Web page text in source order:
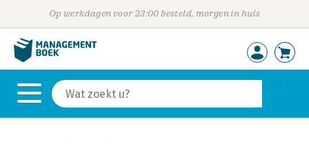
Op werkdagen voor 23:00 besteld, morgen in huis